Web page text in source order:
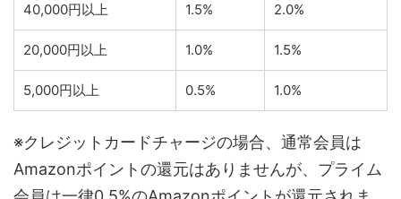
40,000円以上 1.5% 2.0%
20,000円以上 1.0% 1.5%
5,000円以上 0.5% 1.0%
※クレジットカードチャージの場合、通常会員は
Amazonポイントの還元はありませんが、プライム